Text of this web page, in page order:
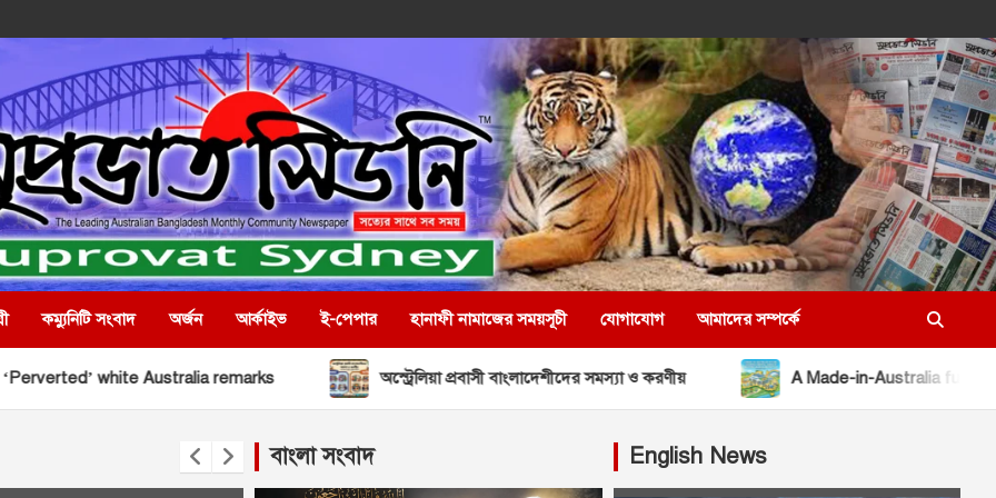
কম্যুনিটি সংবাদ অর্জন আর্কাইভ ই-পেপার হানাফী নামাজের সময়সূচী যোগাযোগ আমাদের সম্পর্কে
Australia remarks অস্ট্রেলিয়া প্রবাসী বাংলাদেশীদের সমস্যা ও করণীয় A Made-in-Australia future: securing
বাংলা সংবাদ English News